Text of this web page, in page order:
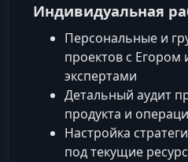
Индивидуальная
Персональные и
проектов с
экспертами
Детальный аудит
продукта и
Настройка
под текущие